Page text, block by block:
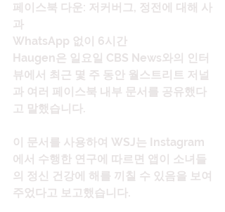
페이스북 다운: 저커버그, 정전에 대해 사
과
WhatsApp 없이 6시간
Haugen은 일요일 CBS News와의 인터
뷰에서 최근 몇 주 동안 월스트리트 저널
과 여러 페이스북 내부 문서를 공유했다
고 말했습니다.
이 문서를 사용하여 WSJ는 Instagram
에서 수행한 연구에 따르면 앱이 소녀들
의 정신 건강에 해를 끼칠 수 있음을 보여
주었다고 보고했습니다.